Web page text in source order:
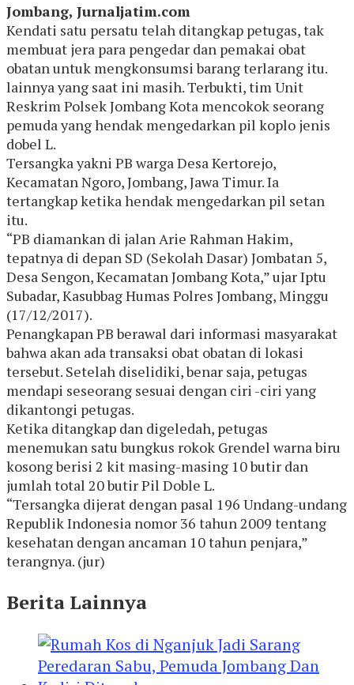
Jombang, Jurnaljatim.com
Kendati satu persatu telah ditangkap petugas, tak
membuat jera para pengedar dan pemakai obat
obatan untuk mengkonsumsi barang terlarang itu.
lainnya yang saat ini masih. Terbukti, tim Unit
Reskrim Polsek Jombang Kota mencokok seorang
pemuda yang hendak mengedarkan pil koplo jenis
dobel L.
Tersangka yakni PB warga Desa Kertorejo,
Kecamatan Ngoro, Jombang, Jawa Timur. Ia
tertangkap ketika hendak mengedarkan pil setan
itu.
“PB diamankan di jalan Arie Rahman Hakim,
tepatnya di depan SD (Sekolah Dasar) Jombatan 5,
Desa Sengon, Kecamatan Jombang Kota,” ujar Iptu
Subadar, Kasubbag Humas Polres Jombang, Minggu
(17/12/2017).
Penangkapan PB berawal dari informasi masyarakat
bahwa akan ada transaksi obat obatan di lokasi
tersebut. Setelah diselidiki, benar saja, petugas
mendapi seseorang sesuai dengan ciri -ciri yang
dikantongi petugas.
Ketika ditangkap dan digeledah, petugas
menemukan satu bungkus rokok Grendel warna biru
kosong berisi 2 kit masing-masing 10 butir dan
jumlah total 20 butir Pil Doble L.
“Tersangka dijerat dengan pasal 196 Undang-undang
Republik Indonesia nomor 36 tahun 2009 tentang
kesehatan dengan ancaman 10 tahun penjara,”
terangnya. (jur)
Berita Lainnya